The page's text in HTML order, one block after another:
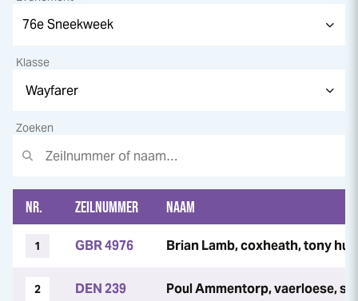
Klasse
Zoeken
NR. ZEILNUMMER NAAM
1 GBR 4976 Brian Lamb, coxheath, tony
2 DEN 239 Poul Ammentorp, vaerloese,